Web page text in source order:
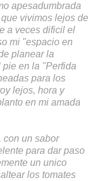
apesadumbrada
vivimos lejos de
a veces dificil el
mi "espacio en
planear la
pie en la "Perfida
para los
lejos, hora y
en mi amada
con un sabor
para dar paso
un unico
los tomates